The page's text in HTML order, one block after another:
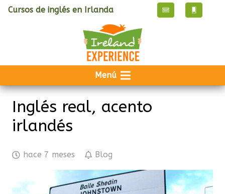
Cursos de inglés en Irlanda
Menú
Inglés real, acento
irlandés
hace 7 meses Blog